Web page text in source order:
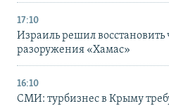
17:10
Израиль решил восстановить
разоружения «Хамас»
16:10
СМИ: турбизнес в Крыму